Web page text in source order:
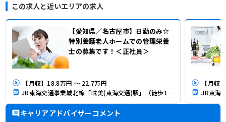
この求人と近いエリアの求人
【愛知県／名古屋市】日勤のみ☆
特別養護老人ホームでの管理栄養
士の募集です！＜正社員＞
【月収】18.8万円 ～ 22.7万円
JR東海交通事業城北線「味美(東海交通)駅」（徒歩17分）
【月
JR東海
キャリアアドバイザーコメント